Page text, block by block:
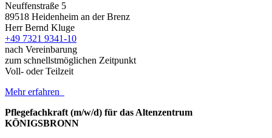
Neuffenstraße 5
89518 Heidenheim an der Brenz
Herr Bernd Kluge
+49 7321 9341-10
nach Vereinbarung
zum schnellstmöglichen Zeitpunkt
Voll- oder Teilzeit
Mehr erfahren
Pflegefachkraft (m/w/d) für das Altenzentrum
KÖNIGSBRONN